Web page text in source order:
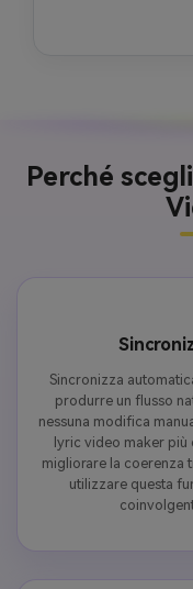
Perché
Sincronizza
produrre un flusso
nessuna modifica
lyric video maker più
migliorare la coerenza
utilizzare questa